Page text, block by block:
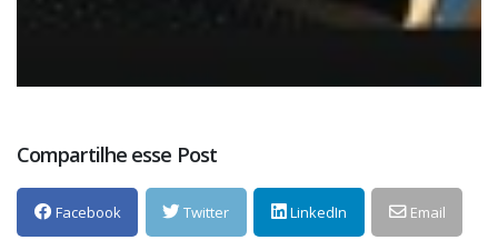
Compartilhe esse Post
Facebook Twitter LinkedIn Email